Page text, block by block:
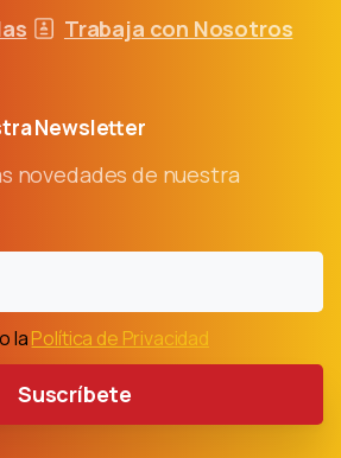
Trabaja con Nosotros
Newsletter
novedades de nuestra
laPolítica de Privacidad